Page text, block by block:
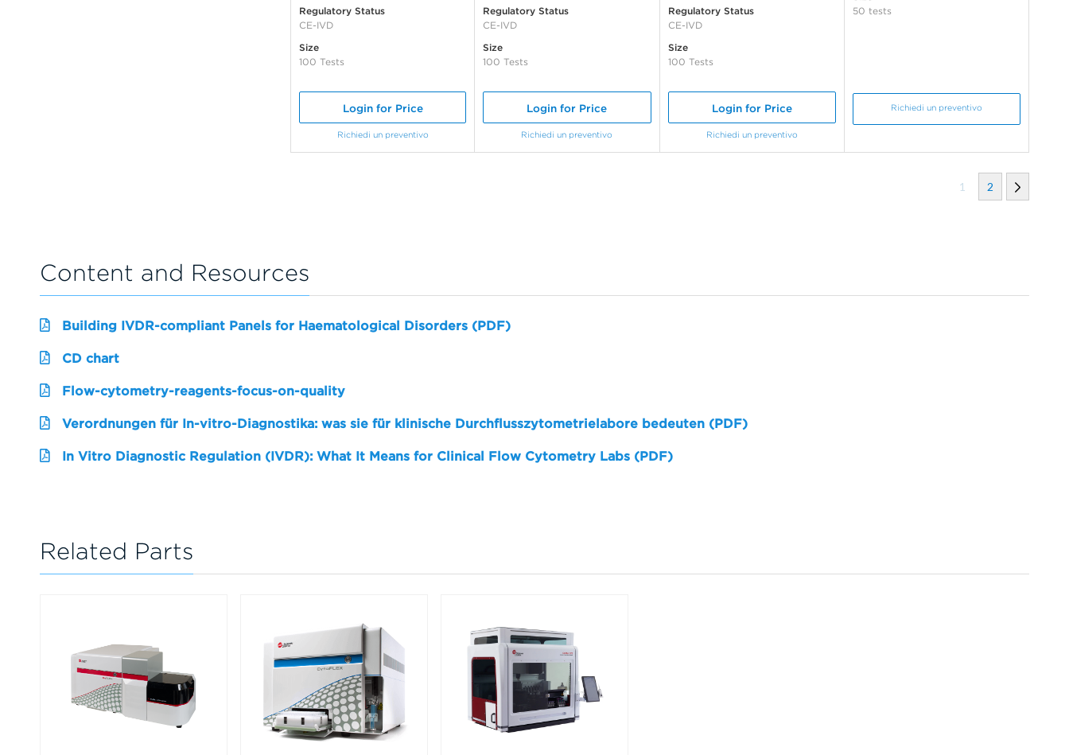
Regulatory Status
CE-IVD
Size
100 Tests
Login for Price
Richiedi un preventivo
Regulatory Status
CE-IVD
Size
100 Tests
Login for Price
Richiedi un preventivo
Regulatory Status
CE-IVD
Size
100 Tests
Login for Price
Richiedi un preventivo
50 tests
Richiedi un preventivo
1 2
Content and Resources
Building IVDR-compliant Panels for Haematological Disorders (PDF)
CD chart
Flow-cytometry-reagents-focus-on-quality
Verordnungen für In-vitro-Diagnostika: was sie für klinische Durchflusszytometrielabore bedeuten (PDF)
In Vitro Diagnostic Regulation (IVDR): What It Means for Clinical Flow Cytometry Labs (PDF)
Related Parts